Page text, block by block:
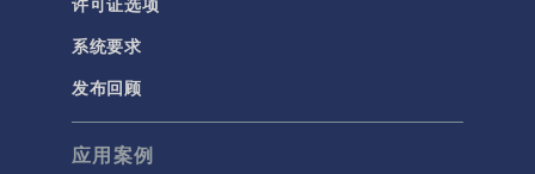
系统要求
发布回顾
应用案例